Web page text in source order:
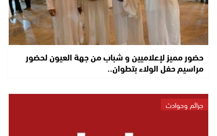
حضور مميز لإعلاميين و شباب من جهة العيون لحضور
مراسيم حفل الولاء بتطوان..
جرائم وحوادث